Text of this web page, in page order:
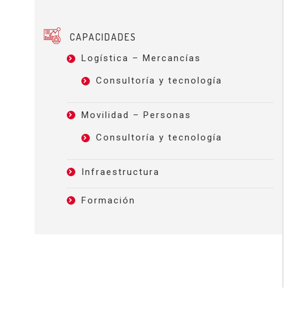
CAPACIDADES
Logística – Mercancías
Consultoría y tecnología
Movilidad – Personas
Consultoría y tecnología
Infraestructura
Formación